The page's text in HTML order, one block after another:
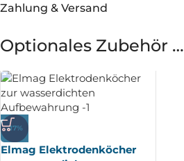
Zahlung & Versand
Optionales Zubehör …
-17%
Elmag Elektrodenköcher